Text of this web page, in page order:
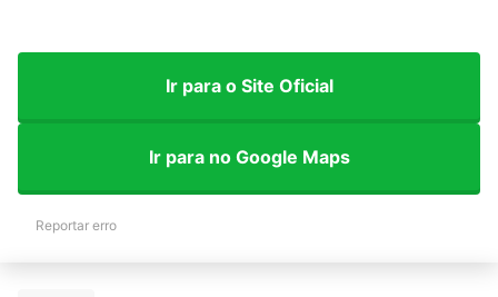
Ir para o Site Oficial
Ir para no Google Maps
Reportar erro